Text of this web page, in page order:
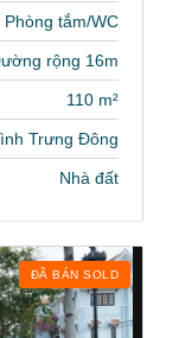
Phòng tắm/WC
rộng 16m
110 m²
Trưng Đông
Nhà đất
ĐÃ BÁN SOLD